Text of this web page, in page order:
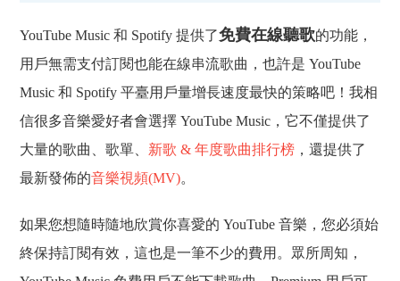
YouTube Music 和 Spotify 提供了免費在線聽歌的功能，
用戶無需支付訂閱也能在線串流歌曲，也許是 YouTube
Music 和 Spotify 平臺用戶量增長速度最快的策略吧！我相
信很多音樂愛好者會選擇 YouTube Music，它不僅提供了
大量的歌曲、歌單、 新歌 & 年度歌曲排行榜 ，還提供了
最新發佈的音樂視頻(MV)。
如果您想隨時隨地欣賞你喜愛的 YouTube 音樂，您必須始
終保持訂閱有效，這也是一筆不少的費用。眾所周知，